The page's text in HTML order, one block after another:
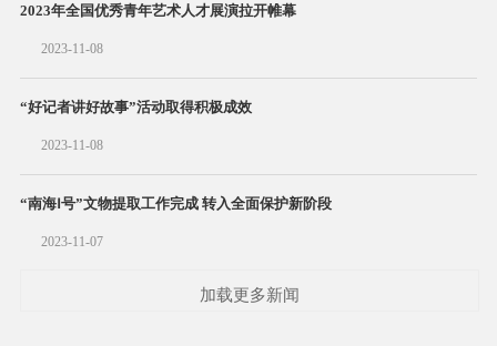
2023年全国优秀青年艺术人才展演拉开帷幕
2023-11-08
“好记者讲好故事”活动取得积极成效
2023-11-08
“南海Ⅰ号”文物提取工作完成 转入全面保护新阶段
2023-11-07
加载更多新闻